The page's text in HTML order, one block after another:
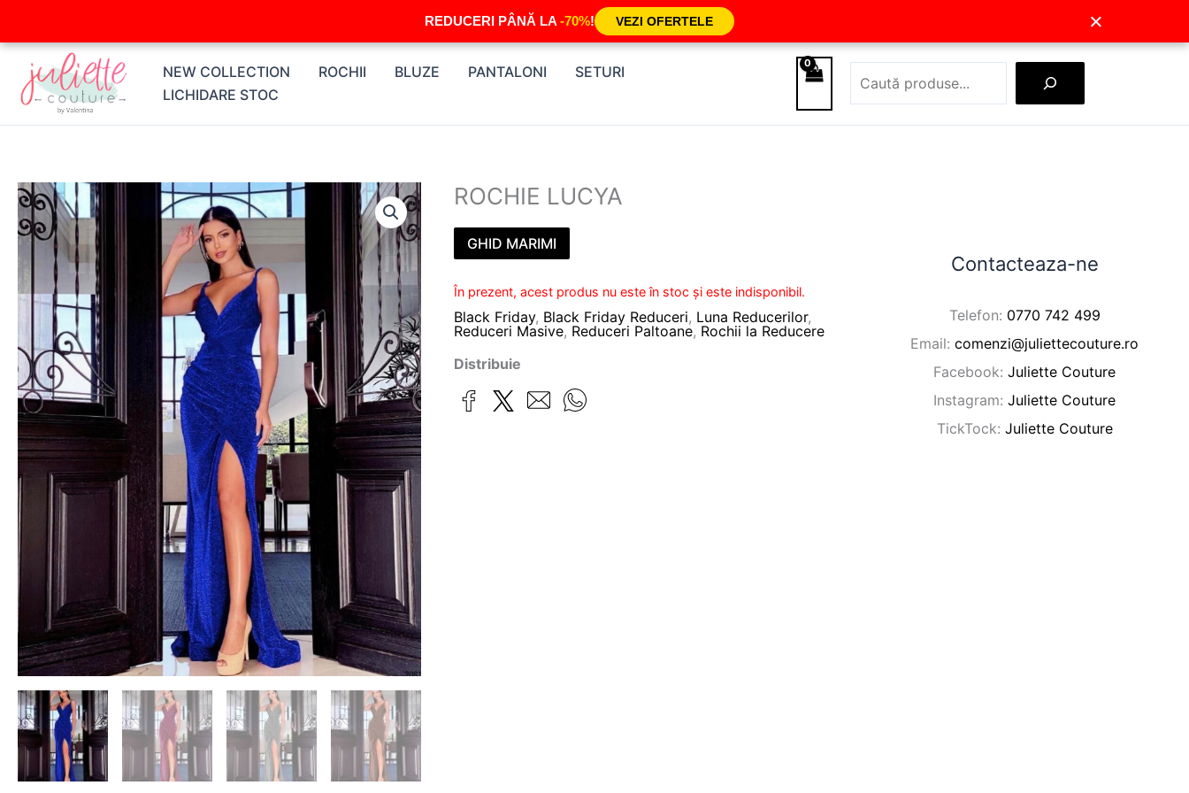
REDUCERI PÂNĂ LA -70%! VEZI OFERTELE ×
NEW COLLECTION
ROCHII BLUZE PANTALONI
SETURI
LICHIDARE STOC
Caută
ROCHIE LUCYA
GHID MARIMI
În prezent, acest produs nu este în stoc și este indisponibil.
Black Friday, Black Friday Reduceri, Luna Reducerilor,
Reduceri Masive, Reduceri Paltoane, Rochii la Reducere
Distribuie
Contacteaza-ne
Telefon: 0770 742 499
Email:comenzi@juliettecouture.ro
Facebook:Juliette Couture
Instagram:Juliette Couture
TickTock: Juliette Couture